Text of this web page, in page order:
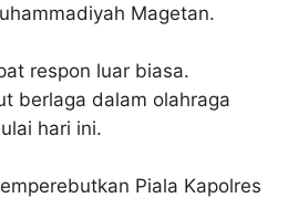
Magetan.
respon luar biasa.
berlaga dalam olahraga
hari ini.
Piala Kapolres